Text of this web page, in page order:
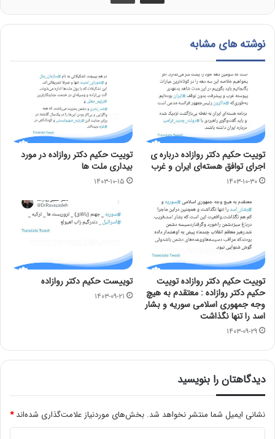
نوشته های مشابه
توییت حکیم دکتر روازاده درباره ی
اجرای توافق هسته‌ای ایران و غرب
۱۴۰۳-۱۰-۳۰
توییت حکیم دکتر روازاده در مورد
بیداری ملت ها
۱۴۰۳-۱۰-۱۵
توییت حکیم دکتر روازاده توییت
حکیم دکتر روازاده : معتقدم به هیچ
وجه جمهوری اسلامی سوریه و بشار
اسد را تنها نگذاشت
۱۴۰۳-۰۹-۲۹
توییست حکیم دکتر روازاده
۱۴۰۳-۰۹-۲۱
دیدگاهتان را بنویسید
نشانی ایمیل شما منتشر نخواهد شد. بخش‌های موردنیاز علامت‌گذاری شده‌اند*